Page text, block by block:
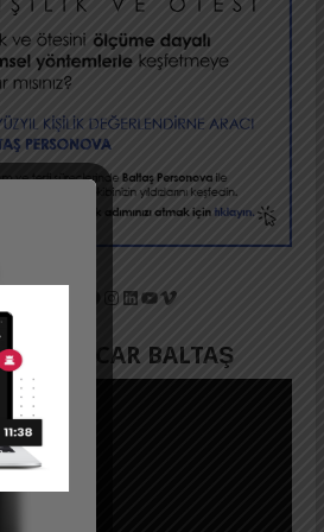
Facebook
Instagram
LinkedIn
YouTube
Vimeo
ACAR BALTAŞ